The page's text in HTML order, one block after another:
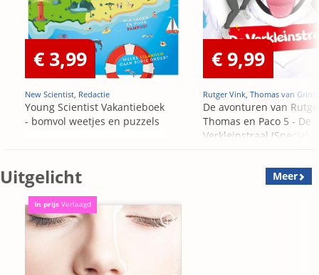
€ 3,99
New Scientist, Redactie
Young Scientist Vakantieboek
- bomvol weetjes en puzzels
€ 9,99
Rutger Vink, Thomas van
De avonturen van
Thomas en Paco 5 - De
Verkleinstraal (Special
Uitgelicht Meer
In prijs Verlaagd